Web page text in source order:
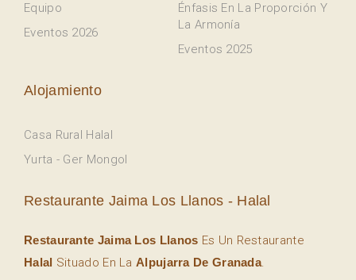
Equipo
Eventos 2026
Énfasis En La Proporción Y
La Armonía
Eventos 2025
Alojamiento
Casa Rural Halal
Yurta - Ger Mongol
Restaurante Jaima Los Llanos - Halal
Restaurante Jaima Los Llanos Es Un Restaurante
Halal Situado En La Alpujarra De Granada.